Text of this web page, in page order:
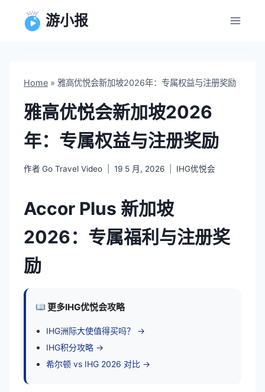
游小报
Home » 雅高优悦会新加坡2026年：专属权益与注册奖励
雅高优悦会新加坡2026
年：专属权益与注册奖励
作者 Go Travel Video 19 5 月, 2026 IHG优悦会
Accor Plus 新加坡
2026：专属福利与注册奖
励
更多IHG优悦会攻略
IHG洲际大使值得买吗？ →
IHG积分攻略 →
希尔顿 vs IHG 2026 对比 →